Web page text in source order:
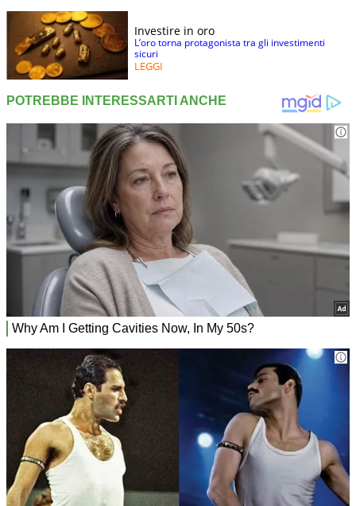
Investire in oro
L’oro torna protagonista tra gli investimenti
sicuri
LEGGI